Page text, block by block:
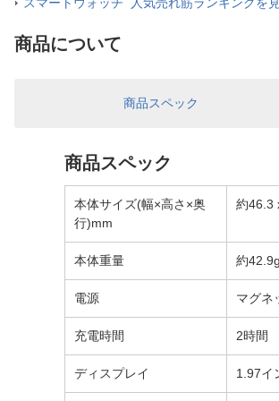
商品について
商品スペック
商品スペック
本体サイズ(幅×高さ×奥
行)mm
約46.3
本体重量 約
電源 マグネ
充電時間 2時間
ディスプレイ 1.97イ